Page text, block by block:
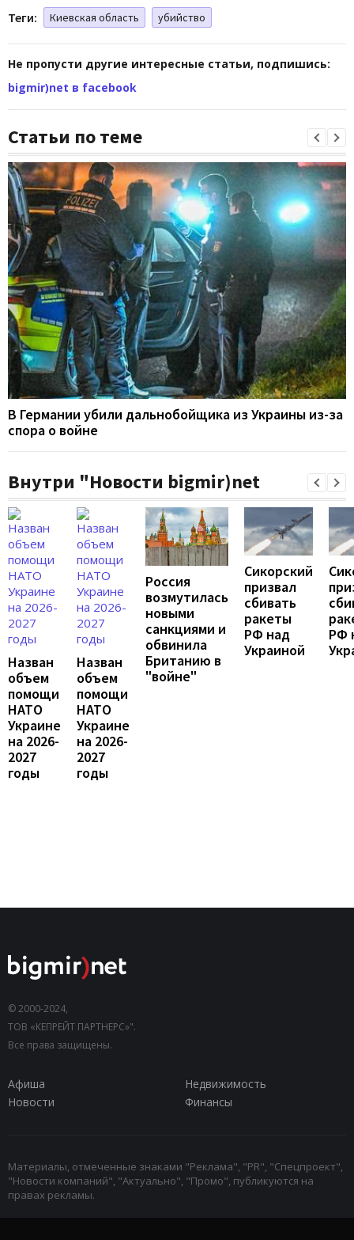
Теги: Киевская область убийство
Не пропусти другие интересные статьи, подпишись:
bigmir)net в facebook
Статьи по теме
В Германии убили дальнобойщика из Украины из-за
спора о войне
Внутри "Новости bigmir)net
Назван
объем
помощи
НАТО
Украине
на 2026-
2027
годы
Назван
объем
помощи
НАТО
Украине
на 2026-
2027
годы
Россия
возмутилась
новыми
санкциями и
обвинила
Британию в
"войне"
Сикорский
призвал
сбивать
ракеты
РФ над
Украиной
РФ
© 2000-2024,
ТОВ «КЕПРЕЙТ ПАРТНЕРС»".
Все права защищены.
Афиша
Недвижимость
Новости
Финансы
Материалы, отмеченные знаками "Реклама", "PR", "Спецпроект",
"Новости компаний", "Актуально", "Промо", публикуются на
правах рекламы.